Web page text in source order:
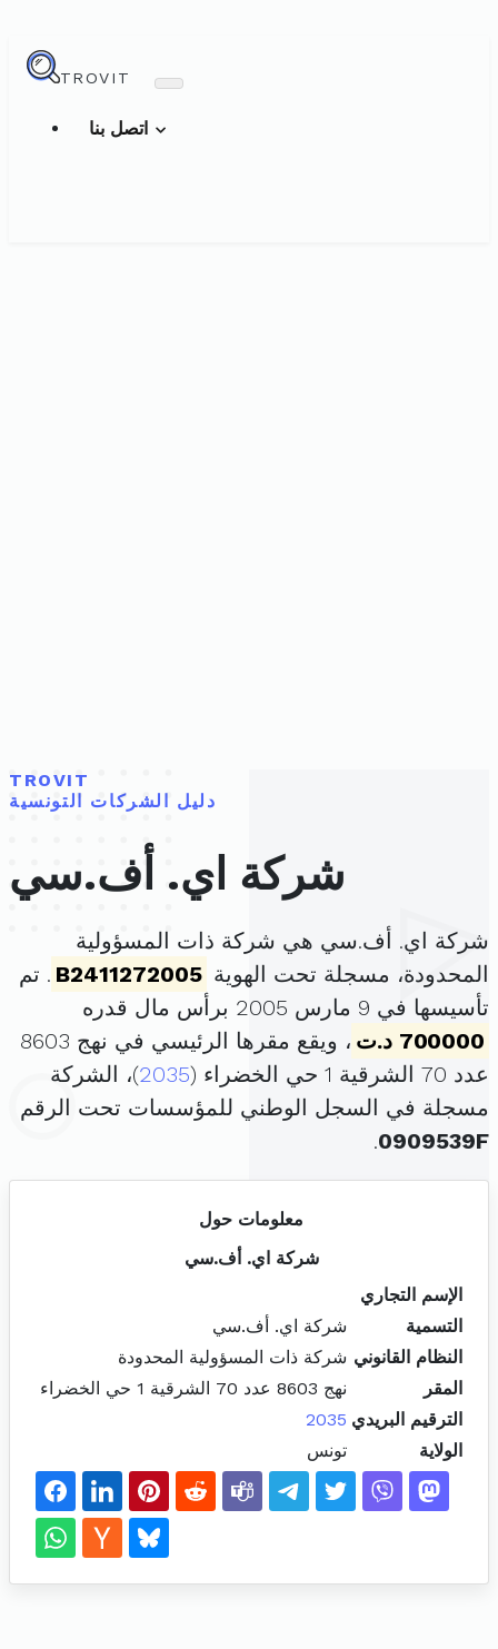
TROVIT
TROVIT
دليل الشركات التونسية
شركة اي. أف.سي
شركة اي. أف.سي هي شركة ذات المسؤولية
المحدودة، مسجلة تحت الهوية B2411272005 . تم
تأسيسها في 9 مارس 2005 برأس مال قدره
700000 د.ت
، ويقع مقرها الرئيسي في نهج 8603
عدد 70 الشرقية 1 حي الخضراء (
2035)، الشركة
مسجلة في السجل الوطني للمؤسسات تحت الرقم
0909539F
.
معلومات حول
شركة اي. أف.سي
الإسم التجاري
التسمية
شركة اي. أف.سي
النظام القانوني شركة ذات المسؤولية المحدودة
المقر
نهج 8603 عدد 70 الشرقية 1 حي الخضراء
الترقيم البريدي 2035
الولاية
تونس